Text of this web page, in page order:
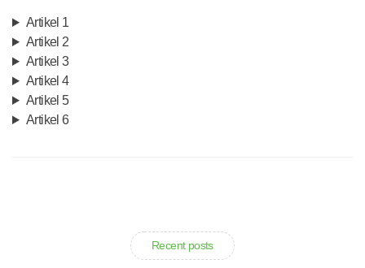
Artikel 1
Artikel 2
Artikel 3
Artikel 4
Artikel 5
Artikel 6
Recent posts